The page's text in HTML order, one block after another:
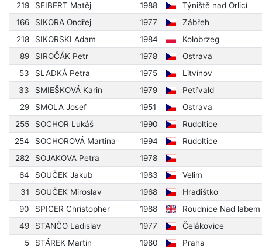
219
SEIBERT Matěj 1988
Týniště nad Orlicí
166
SIKORA Ondřej 1977
Zábřeh
218
SIKORSKI Adam 1984
Kołobrzeg
89
SIROČÁK Petr 1978
Ostrava
53
SLADKÁ Petra 1975
Litvínov
33
SMIEŠKOVÁ Karin 1979
Petřvald
29
SMOLA Josef 1951
Ostrava
255
SOCHOR Lukáš 1990
Rudoltice
254
SOCHOROVÁ Martina 1994
Rudoltice
282
SOJAKOVA Petra
1978
64
SOUČEK Jakub 1983
Velim
31
SOUČEK Miroslav 1968
Hradištko
90
SPICER Christopher 1988
Roudnice Nad labem
49
STANČO Ladislav 1977
Čelákovice
5
STÁREK Martin 1980
Praha